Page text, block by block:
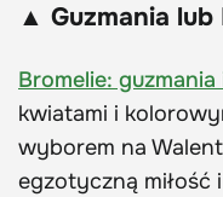
▲ Guzmania lub
Bromelie: guzmania
kwiatami i
wyborem na
egzotyczną miłość